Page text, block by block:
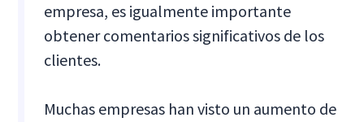
empresa, es igualmente importante
obtener comentarios significativos de los
clientes.
Muchas empresas han visto un aumento de